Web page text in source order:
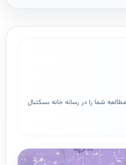
شما را در رسانه خانه بسکتبال